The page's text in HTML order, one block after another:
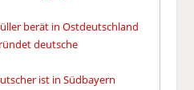
berät in Ostdeutschland
deutsche
ist in Südbayern